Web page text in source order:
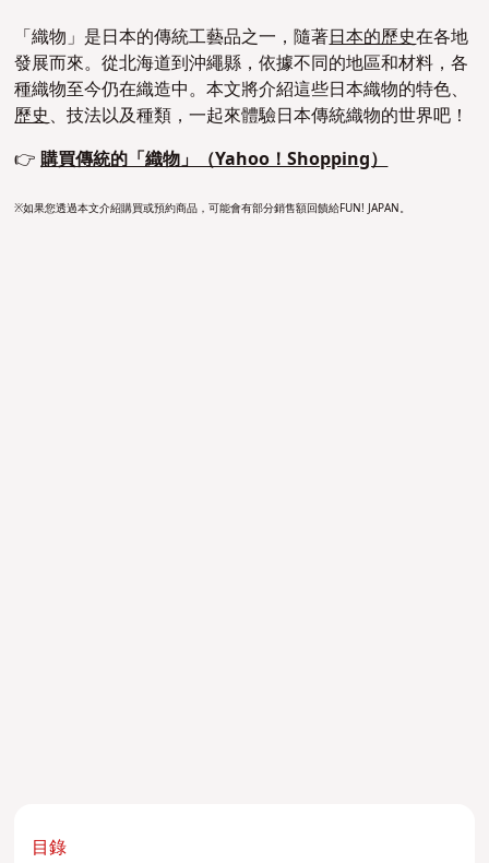
「織物」是日本的傳統工藝品之一，隨著日本的歷史在各地
發展而來。從北海道到沖繩縣，依據不同的地區和材料，各
種織物至今仍在織造中。本文將介紹這些日本織物的特色、
歷史、技法以及種類，一起來體驗日本傳統織物的世界吧！
👉購買傳統的「織物」（Yahoo！Shopping）
※如果您透過本文介紹購買或預約商品，可能會有部分銷售額回饋給FUN! JAPAN。
目錄